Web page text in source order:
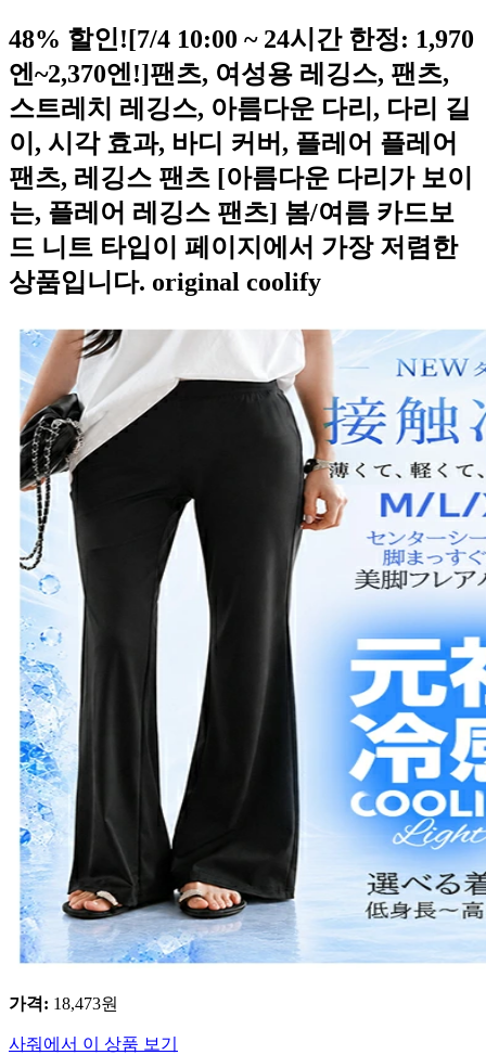
48% 할인![7/4 10:00 ~ 24시간 한정: 1,970
엔~2,370엔!]팬츠, 여성용 레깅스, 팬츠,
스트레치 레깅스, 아름다운 다리, 다리 길
이, 시각 효과, 바디 커버, 플레어 플레어
팬츠, 레깅스 팬츠 [아름다운 다리가 보이
는, 플레어 레깅스 팬츠] 봄/여름 카드보
드 니트 타입이 페이지에서 가장 저렴한
상품입니다. original coolify
가격: 18,473원
사줘에서 이 상품 보기